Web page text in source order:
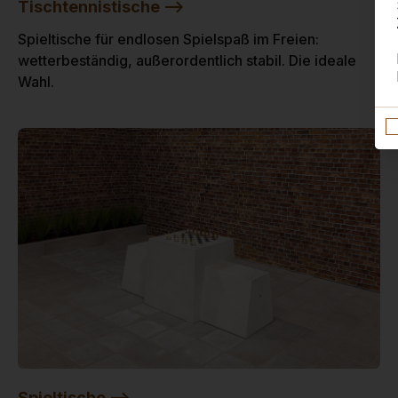
Tischtennistische -->
Spieltische für endlosen Spielspaß im Freien:
wetterbeständig, außerordentlich stabil. Die ideale
Wahl.